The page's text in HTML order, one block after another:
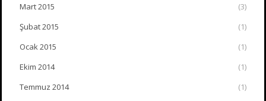
Mart 2015
(3)
Şubat 2015
(1)
Ocak 2015
(1)
Ekim 2014
(1)
Temmuz 2014
(1)